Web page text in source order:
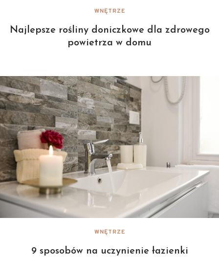
WNĘTRZE
Najlepsze rośliny doniczkowe dla zdrowego
powietrza w domu
WNĘTRZE
9 sposobów na uczynienie łazienki